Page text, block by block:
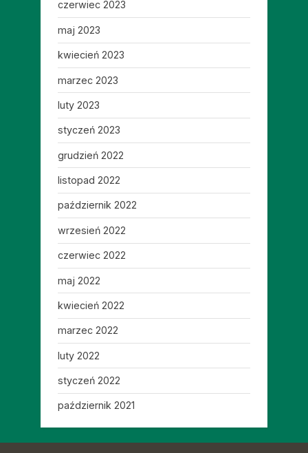
czerwiec 2023
maj 2023
kwiecień 2023
marzec 2023
luty 2023
styczeń 2023
grudzień 2022
listopad 2022
październik 2022
wrzesień 2022
czerwiec 2022
maj 2022
kwiecień 2022
marzec 2022
luty 2022
styczeń 2022
październik 2021